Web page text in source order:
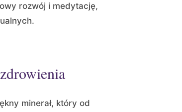
rozwój i medytację,
minerał, który od